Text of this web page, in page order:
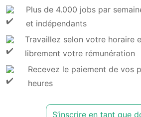
Plus de 4.000 jobs par
et indépendants
Travaillez selon votre horaire
librement votre rémunération
Recevez le paiement de vos
heures
S’inscrire en tant que